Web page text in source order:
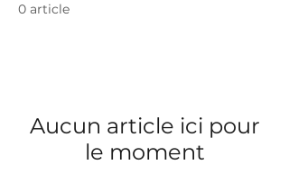
Chelsea Hotel, Toronto (ON)
0 article
Aucun article ici pour
le moment